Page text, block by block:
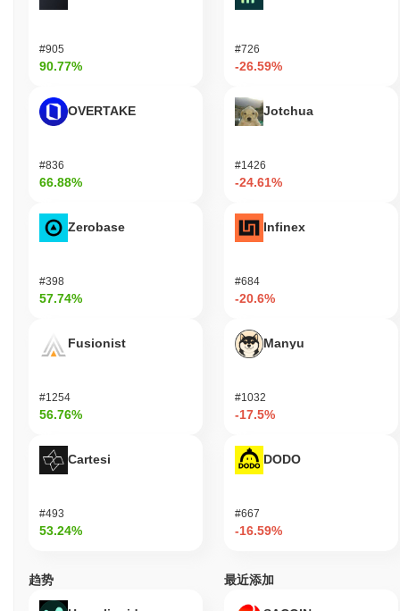
#905
90.77%
OVERTAKE
#836
66.88%
Zerobase
#398
57.74%
Fusionist
#1254
56.76%
Cartesi
#493
53.24%
#726
-26.59%
Jotchua
#1426
-24.61%
Infinex
#684
-20.6%
Manyu
#1032
-17.5%
DODO
#667
-16.59%
趋势 最近添加